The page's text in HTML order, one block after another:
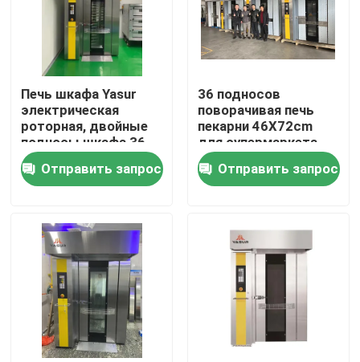
Дом
Видео
О нас
Печь шкафа Yasur
электрическая
роторная, двойные
подносы шкафа 36
40X60cm, для печь
хлеба, торты, Pizz
Отправить запрос
36 подносов
поворачивая печь
пекарни 46X72cm
для супермаркета
Австралии
Woolworths
Отправить запрос